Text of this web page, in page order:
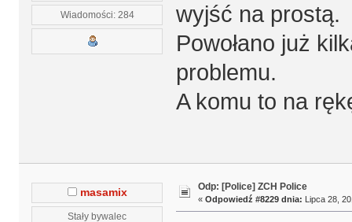
Wiadomości: 284
wyjść na prostą.
Powołano już
problemu.
A komu to na
masamix
Stały bywalec
Odp: [Police] ZCH Police
« Odpowiedź #8229 dnia: Lipca 28,